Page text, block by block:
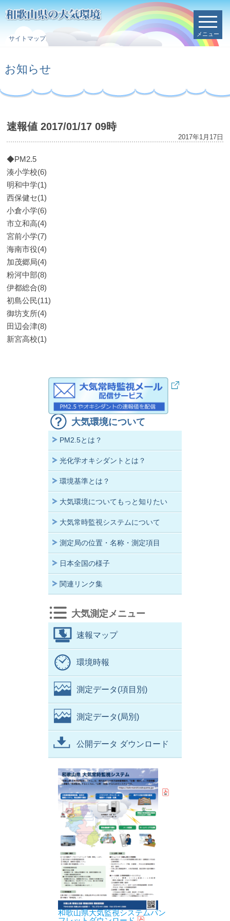
サイトマップ
メニュー
お知らせ
速報値 2017/01/17 09時
2017年1月17日
◆PM2.5
湊小学校(6)
明和中学(1)
西保健セ(1)
小倉小学(6)
市立和高(4)
宮前小学(7)
海南市役(4)
加茂郷局(4)
粉河中部(8)
伊都総合(8)
初島公民(11)
御坊支所(4)
田辺会津(8)
新宮高校(1)
大気環境について
PM2.5とは？
光化学オキシダントとは？
環境基準とは？
大気環境についてもっと知りたい
大気常時監視システムについて
測定局の位置・名称・測定項目
日本全国の様子
関連リンク集
大気測定メニュー
速報マップ
環境時報
測定データ(項目別)
測定データ(局別)
公開データ ダウンロード
和歌山県大気監視システムパン